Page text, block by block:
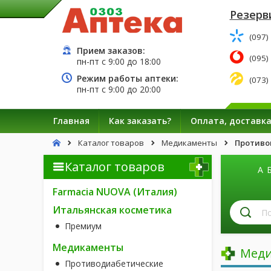
Прием заказов:
пн-пт с9:00 до 18:00
Режим работы аптеки:
пн-пт с9:00 до 20:00
(097)
(095)
(073)
Главная Как заказать? Оплата, доставка
Каталог товаров Медикаменты
Каталог товаров
Farmacia NUOVA (Италия)
Итальянская косметика
Премиум
Медикаменты
Противодиабетические
А Б